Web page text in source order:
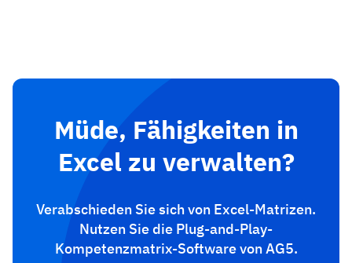
Müde, Fähigkeiten in
Excel zu verwalten?
Verabschieden Sie sich von Excel-Matrizen.
Nutzen Sie die Plug-and-Play-
Kompetenzmatrix-Software von AG5.